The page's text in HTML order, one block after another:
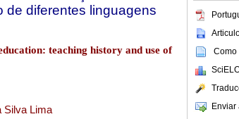
Como
Enviar
de diferentes linguagens
teaching history and use of
Silva Lima